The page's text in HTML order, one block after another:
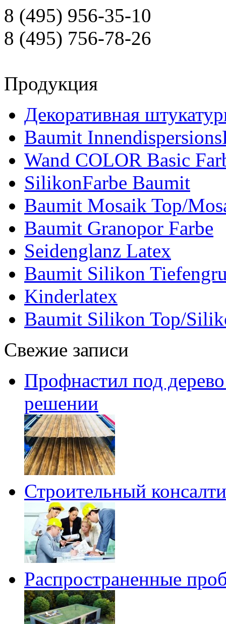
8 (495) 956-35-10
8 (495) 756-78-26
Продукция
Декоративная
Baumit
Wand COLOR Basic
SilikonFarbe Baumit
Baumit Mosaik Top/
Baumit Granopor Farbe
Seidenglanz Latex
Baumit Silikon
Kinderlatex
Baumit Silikon Top/
Свежие записи
Профнастил под
решении
Строительный
Распространенные